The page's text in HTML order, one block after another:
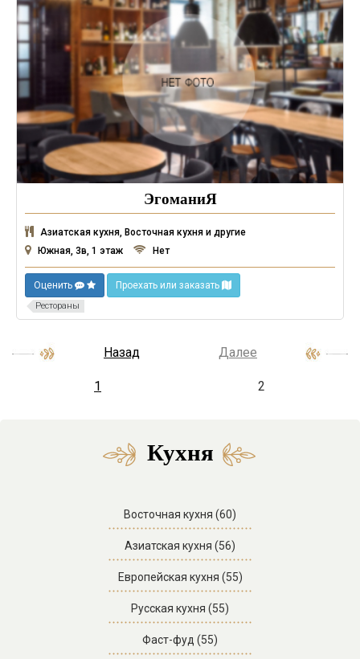
ЭгоманиЯ
Азиатская кухня, Восточная кухня и другие
Южная, 3в, 1 этаж
Нет
Оценить Проехать или заказать
Рестораны
Назад
1 2
Далее
Кухня
Восточная кухня (60)
Азиатская кухня (56)
Европейская кухня (55)
Русская кухня (55)
Фаст-фуд (55)